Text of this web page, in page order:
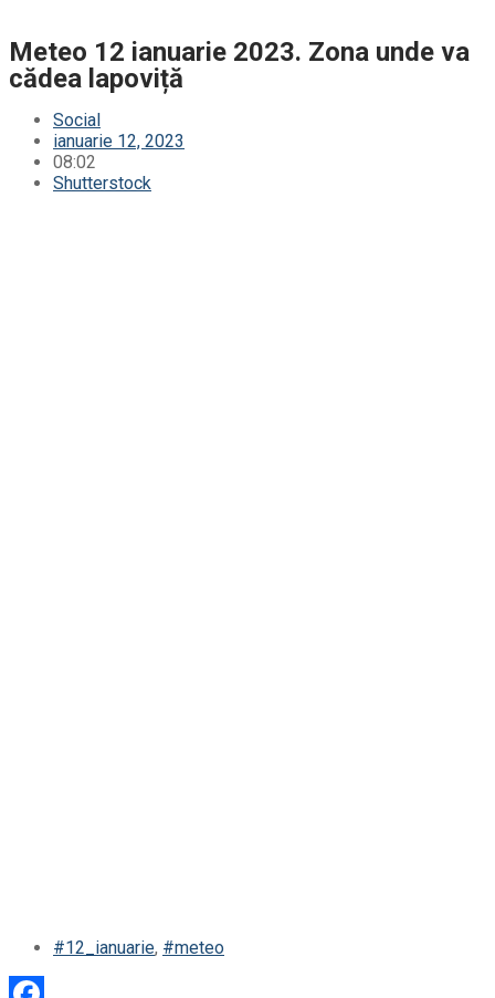
Meteo 12 ianuarie 2023. Zona unde va
cădea lapoviță
Social
ianuarie 12, 2023
08:02
Shutterstock
#12_ianuarie, #meteo